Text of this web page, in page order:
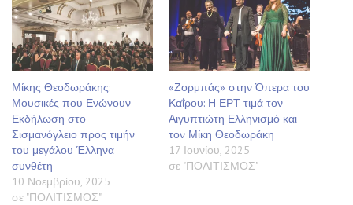
Μίκης Θεοδωράκης:
Μουσικές που Ενώνουν —
Εκδήλωση στο
Σισμανόγλειο προς τιμήν
του μεγάλου Έλληνα
συνθέτη
10 Νοεμβρίου, 2025
σε "ΠΟΛΙΤΙΣΜΟΣ"
«Ζορμπάς» στην Όπερα του
Καΐρου: Η ΕΡΤ τιμά τον
Αιγυπτιώτη Ελληνισμό και
τον Μίκη Θεοδωράκη
17 Ιουνίου, 2025
σε "ΠΟΛΙΤΙΣΜΟΣ"